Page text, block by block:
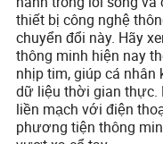
thiết bị công nghệ
chuyển đổi này. Hãy
thông minh hiện nay
nhịp tim, giúp cá
dữ liệu thời gian thực.
liền mạch với điện
phương tiện thông